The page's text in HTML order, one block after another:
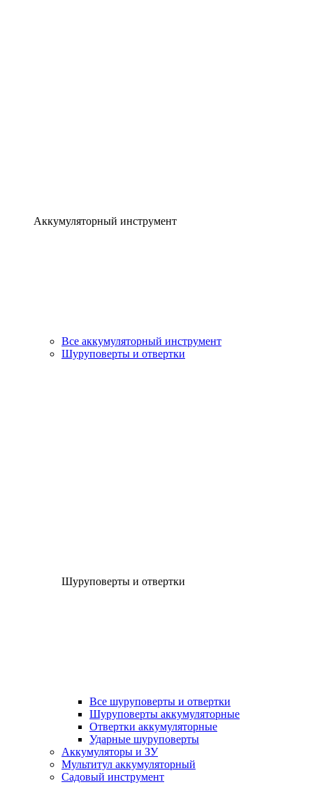
Аккумуляторный инструмент
Все аккумуляторный инструмент
Шуруповерты и отвертки
Шуруповерты и отвертки
Все шуруповерты и отвертки
Шуруповерты аккумуляторные
Отвертки аккумуляторные
Ударные шуруповерты
Аккумуляторы и ЗУ
Мультитул аккумуляторный
Садовый инструмент